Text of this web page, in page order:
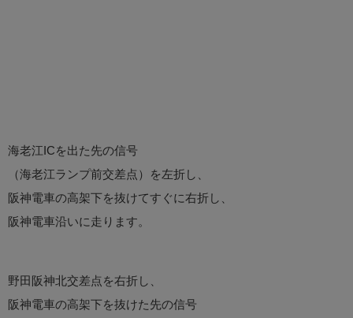
海老江ICを出た先の信号
（海老江ランプ前交差点）を左折し、
阪神電車の高架下を抜けてすぐに右折し、
阪神電車沿いに走ります。
野田阪神北交差点を右折し、
阪神電車の高架下を抜けた先の信号